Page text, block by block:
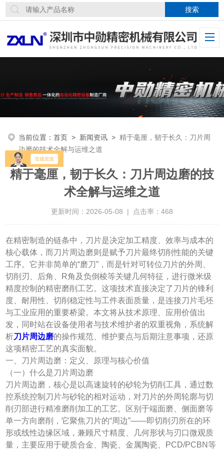
当前位置：首页 > 新闻资讯 >精于毫厘，韧于长久：刀片周
边磨的技术全解与运维之道
精于毫厘，韧于长久：刀片周边磨的技
术全解与运维之道
更新时间：2026-05-08 | 点击率：468
在精密制造的链条中，刀片是决定加工精度、效率与成本的
核心载体，而刀片周边磨则是赋予刀片最终切削性能的关键
工序。它并非简单的“磨刀”，而是针对可转位刀片的外周、
切削刃、后角、R角及负倒棱等关键几何特征，进行微米级
精度控制的精密磨削工艺。这项技术直接决定了刀片的锋利
度、耐用性、切削稳定性与工件表面质量，是连接刀片毛坯
与工业应用的重要桥梁。本文将从技术原理、应用价值出
发，同时站在设备使用者与技术维护者的双重视角，系统解
析刀片周边磨的操作规范、维护要点与后期注意事项，还原
这项精密工艺的真实面貌。
一、刀片周边磨：定义、原理与核心价值
（一）什么是刀片周边磨
刀片周边磨，核心是以高速旋转的砂轮为切削工具，通过数
控系统控制刀片与砂轮的相对运动，对刀片的外周轮廓与切
削刃部进行精准磨削加工的工艺。区别于端面磨、侧面磨等
单一方向磨削，它聚焦刀片的“周边”——即切削刃所在的环
形或线性边缘区域，兼顾尺寸精度、几何形状与刃口微观质
量，主要应用于硬质合金、陶瓷、金属陶瓷、PCD/PCBN等